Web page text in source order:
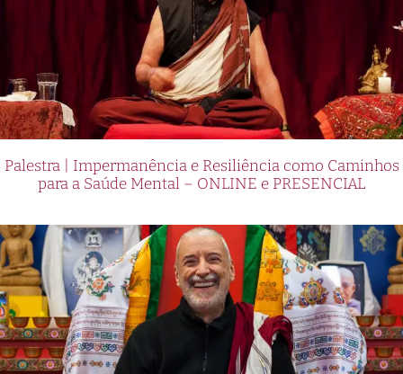
Palestra | Impermanência e Resiliência como Caminhos
para a Saúde Mental – ONLINE e PRESENCIAL